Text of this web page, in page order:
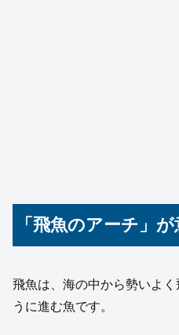
「飛魚のアーチ」
飛魚は、海の中から勢いよ
うに進む魚です。